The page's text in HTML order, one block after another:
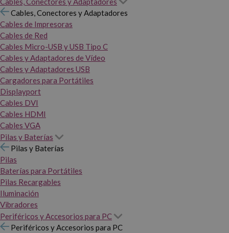
Cables, Conectores y Adaptadores
Cables de Impresoras
Cables de Red
Cables Micro-USB y USB Tipo C
Cables y Adaptadores de Vídeo
Cables y Adaptadores USB
Cargadores para Portátiles
Displayport
Cables DVI
Cables HDMI
Cables VGA
Pilas y Baterías
Pilas y Baterías
Pilas
Baterías para Portátiles
Pilas Recargables
Iluminación
Vibradores
Periféricos y Accesorios para PC
Periféricos y Accesorios para PC